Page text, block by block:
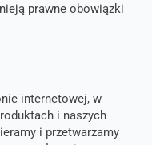
prawne obowiązki
internetowej, w
i naszych
i przetwarzamy